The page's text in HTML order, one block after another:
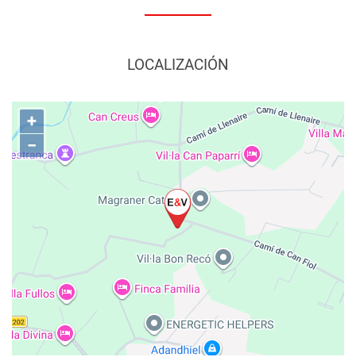
LOCALIZACIÓN
+
−